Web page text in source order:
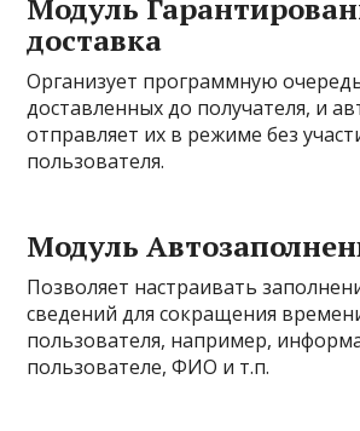
Модуль
доставка
Организует программную
доставленных до получателя, и
отправляет их в режиме без
пользователя.
Модуль
Позволяет настраивать
сведений для сокращения
пользователя, например,
пользователе, ФИО и т.п.